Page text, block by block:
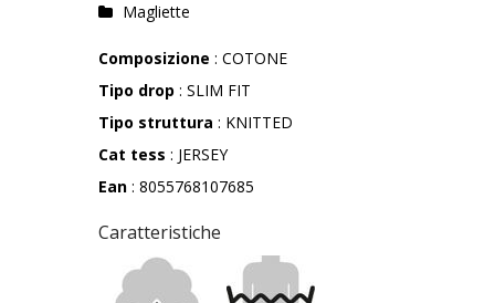
Magliette
Composizione : COTONE
Tipo drop : SLIM FIT
Tipo struttura : KNITTED
Cat tess : JERSEY
Ean : 8055768107685
Caratteristiche